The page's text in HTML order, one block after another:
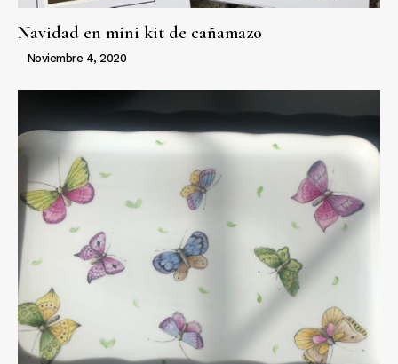
Navidad en mini kit de cañamazo
Noviembre 4, 2020